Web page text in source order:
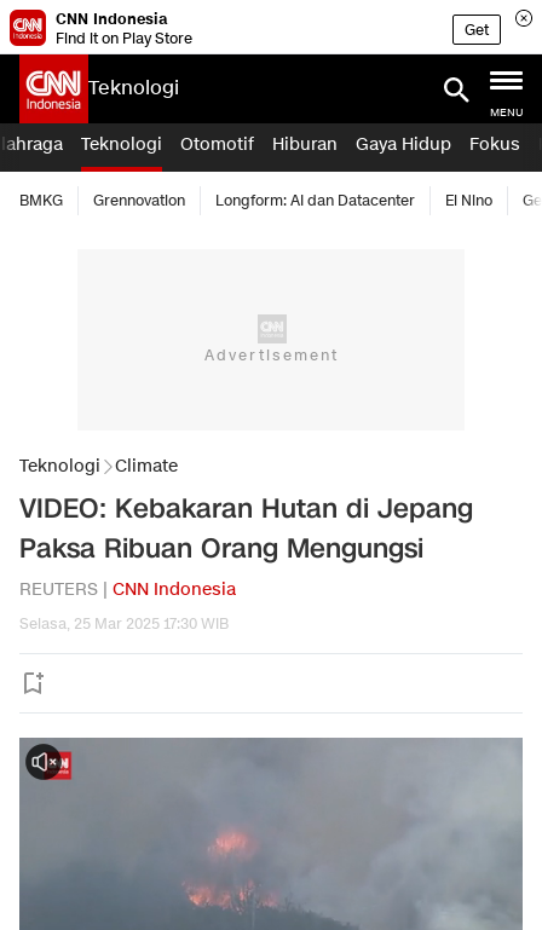
CNN Indonesia
Find it on Play Store
Get
Teknologi
MENU
Teknologi Otomotif Hiburan Gaya Hidup Fokus
BMKG Grennovation Longform: AI dan Datacenter El Nino
Teknologi Climate
VIDEO: Kebakaran Hutan di Jepang
Paksa Ribuan Orang Mengungsi
REUTERS | CNN Indonesia
Selasa, 25 Mar 2025 17:30 WIB